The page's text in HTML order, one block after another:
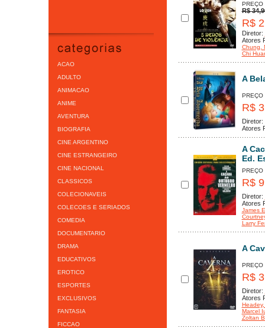
ACAO
ADULTO
ANIMACAO
ANIME
AVENTURA
BIOGRAFIA
CINE ARGENTINO
CINE ESTRANGEIRO
CINE NACIONAL
CLASSICOS
COLECIONAVEIS
COLECOES E SERIADOS
COMEDIA
DOCUMENTARIO
DRAMA
EDUCATIVOS
EROTICO
ESPORTES
EXCLUSIVOS
FANTASIA
FICCAO
PREÇO
R$
R$
Diretor:
Atores
Chung
Chi
A
PREÇO
R$
Diretor:
Atores
A
Ed.
PREÇO
R$
Diretor:
Atores
James
Larry
A
PREÇO
R$
Diretor:
Atores
Headey,
Marcel
Zoltan